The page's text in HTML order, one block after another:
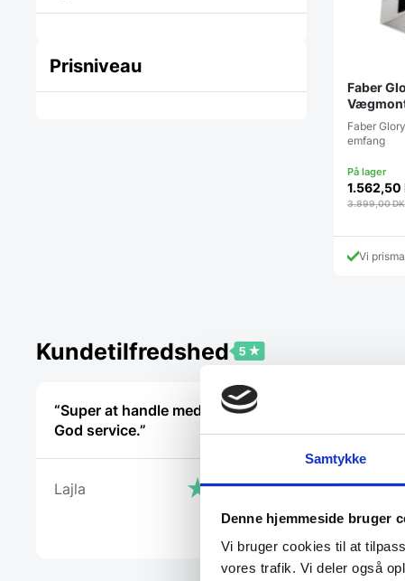
Samtykke
Denne hjemmeside bruger
Vi bruger cookies til at
vores trafik. Vi deler også
Prisniveau
Faber
Faber
emfang
1.562,50
3.899,00
Vi
Kundetilfredshed
“Super at handle med, hurtig lev.
God service.”
Lajla
samtale.”
Käthe